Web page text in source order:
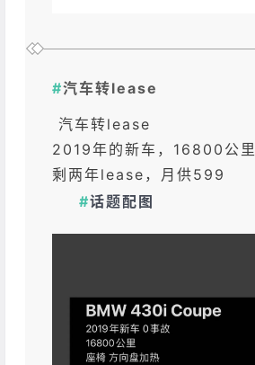
#汽车转lease
汽车转lease
2019年的新车，16800公里
剩两年lease，月供599
#话题配图